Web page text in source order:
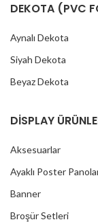
DEKOTA (PVC
Aynalı Dekota
Siyah Dekota
Beyaz Dekota
DİSPLAY
Aksesuarlar
Ayaklı Poster
Banner
Broşür Setleri